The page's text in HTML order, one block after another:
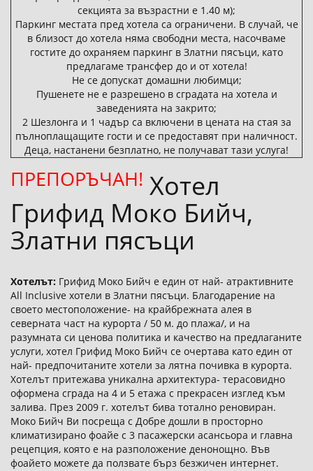
секцията за възрастни е 1.40 м);
Паркинг местата пред хотела са ограничени. В случай, че
в близост до хотела няма свободни места, насочваме
гостите до охраняем паркинг в Златни пясъци, като
предлагаме трансфер до и от хотела!
Не се допускат домашни любимци;
Пушенете не е разрешено в сградата на хотела и
заведенията на закрито;
2 Шезлонга и 1 чадър са включени в цената на стая за
пълноплащащите гости и се предоставят при наличност.
Деца, настанени безплатно, не получават тази услуга!
ПРЕПОРЪЧАН! Хотел
Грифид Моко Бийч,
Златни пясъци
Хотелът: Грифид Моко Бийч е един от най- атрактивните
All Inclusive хотели в Златни пясъци. Благодарение на
своето местоположение- на крайбрежната алея в
северната част на курорта / 50 м. до плажа/, и на
разумната си ценова политика и качество на предлаганите
услуги, хотел Грифид Моко Бийч се очертава като един от
най- предпочитаните хотели за лятна почивка в курорта.
Хотелът притежава уникална архитектура- терасовидно
оформена сграда на 4 и 5 етажа с прекрасен изглед към
залива. През 2009 г. хотелът бива тотално реновиран.
Моко Бийч Ви посреща с Добре дошли в просторно
климатизирано фоайе с 3 пасажерски асансьора и главна
рецепция, която е на разположение денонощно. Във
фоайето можете да ползвате бърз безжичен интернет.